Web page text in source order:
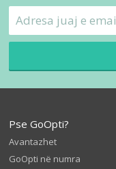
Pse GoOpti?
Avantazhet
GoOpti në numra